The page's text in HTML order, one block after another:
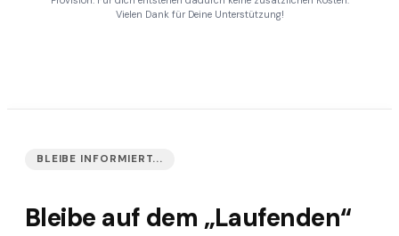
Vielen Dank für Deine Unterstützung!
BLEIBE INFORMIERT...
Bleibe auf dem „Laufenden“